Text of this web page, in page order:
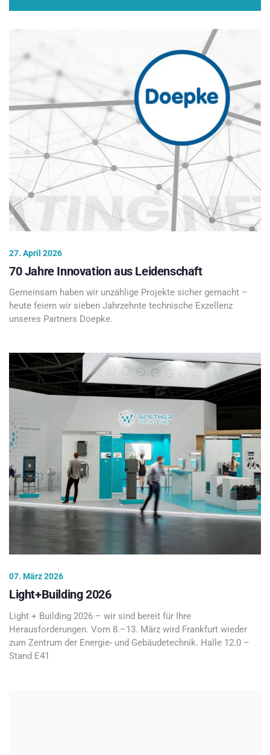
27. April 2026
70 Jahre Innovation aus Leidenschaft
Gemeinsam haben wir unzählige Projekte sicher gemacht –
heute feiern wir sieben Jahrzehnte technische Exzellenz
unseres Partners Doepke.
07. März 2026
Light+Building 2026
Light + Building 2026 – wir sind bereit für Ihre
Herausforderungen. Vom 8.–13. März wird Frankfurt wieder
zum Zentrum der Energie- und Gebäudetechnik. Halle 12.0 –
Stand E41